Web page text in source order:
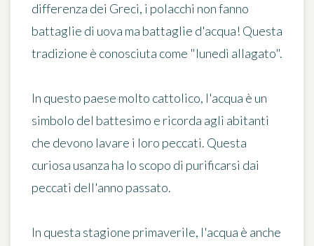
differenza dei Greci, i polacchi non fanno
battaglie di uova ma battaglie d'acqua! Questa
tradizione è conosciuta come "lunedì allagato".
In questo paese molto cattolico, l'acqua è un
simbolo del battesimo e ricorda agli abitanti
che devono lavare i loro peccati. Questa
curiosa usanza ha lo scopo di purificarsi dai
peccati dell'anno passato.
In questa stagione primaverile, l'acqua è anche